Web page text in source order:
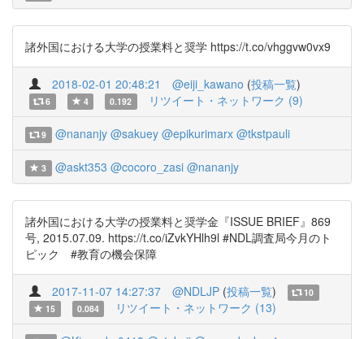
諸外国における大学の授業料と奨学 https://t.co/vhggvw0vx9
2018-02-01 20:48:21 @eiji_kawano (投稿一覧)
6 4 0.192 リツイート・ネットワーク (9)
9 @nananjy @sakuey @epikurimarx @tkstpauli
3 @askt353 @cocoro_zasi @nananjy
諸外国における大学の授業料と奨学金『ISSUE BRIEF』869
号, 2015.07.09. https://t.co/iZvkYHlh9l #NDL調査局今月のト
ピック #教育の機会保障
2017-11-07 14:27:37 @NDLJP (投稿一覧)
10
15
0.084 リツイート・ネットワーク (13)